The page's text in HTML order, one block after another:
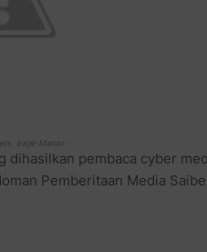
bagir Manan
dihasilkan pembaca cyber
Pemberitaan Media